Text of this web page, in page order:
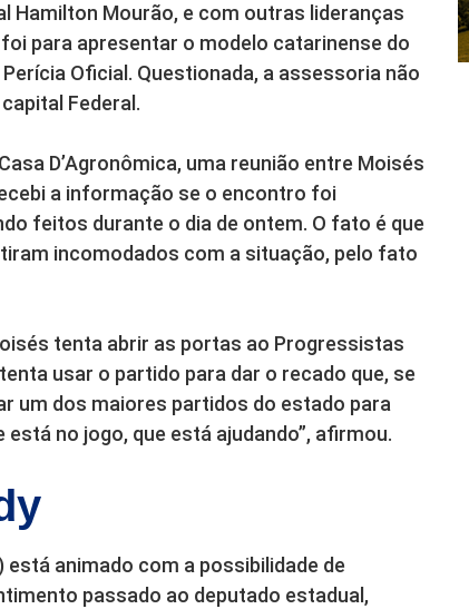
Hamilton Mourão, e com outras lideranças
para apresentar o modelo catarinense do
Oficial. Questionada, a assessoria não
Federal.
D’Agronômica, uma reunião entre Moisés
a informação se o encontro foi
feitos durante o dia de ontem. O fato é que
incomodados com a situação, pelo fato
tenta abrir as portas ao Progressistas
usar o partido para dar o recado que, se
um dos maiores partidos do estado para
no jogo, que está ajudando”, afirmou.
animado com a possibilidade de
passado ao deputado estadual,